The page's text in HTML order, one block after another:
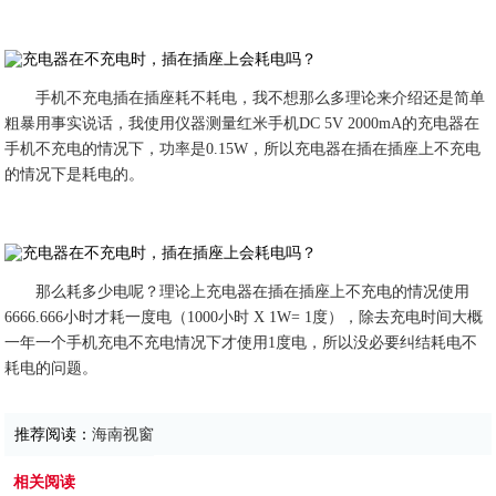
手机不充电插在插座耗不耗电，我不想那么多理论来介绍还是简单
粗暴用事实说话，我使用仪器测量红米手机DC 5V 2000mA的充电器在
手机不充电的情况下，功率是0.15W，所以充电器在插在插座上不充电
的情况下是耗电的。
那么耗多少电呢？理论上充电器在插在插座上不充电的情况使用
6666.666小时才耗一度电（1000小时 X 1W= 1度），除去充电时间大概
一年一个手机充电不充电情况下才使用1度电，所以没必要纠结耗电不
耗电的问题。
推荐阅读：海南视窗
相关阅读